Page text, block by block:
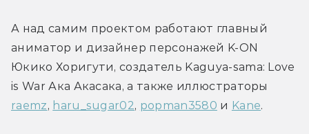
А над самим проектом работают главный
аниматор и дизайнер персонажей K-ON
Юкико Хоригути, создатель Kaguya-sama: Love
raemz, haru_sugar02, popman3580 и Kane.